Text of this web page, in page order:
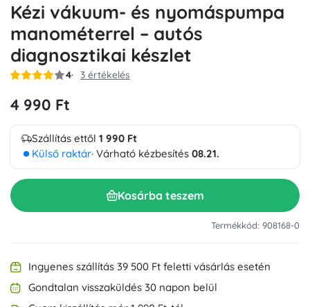
Kézi vákuum- és nyomáspumpa
manométerrel – autós
diagnosztikai készlet
4 3 értékelés
4 990 Ft
Szállítás ettől 1 990 Ft
Külső raktár· Várható kézbesítés 08.21.
Kosárba teszem
Termékkód: 908168-0
Ingyenes szállítás 39 500 Ft feletti vásárlás esetén
Gondtalan visszaküldés 30 napon belül